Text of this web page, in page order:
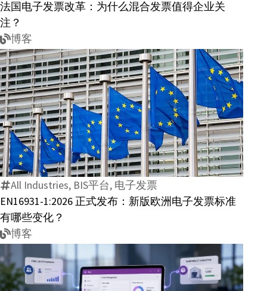
票
为
什
么
混
合
发
票
值
得
企
注？
法国电子发票改革：为什么混合发票值得企业关
注？
博客
EN16931-
1:2026
正
式
发
布：
洲
All Industries, BIS平台, 电子发票
EN16931-1:2026 正式发布：新版欧洲电子发票标准
有哪些变化？
博客